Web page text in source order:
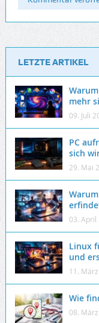
LETZTE ARTIKEL
mehr
09. Juli
PC
sich
29. Mai
03. April
Linux
und
11.
Wie
08.